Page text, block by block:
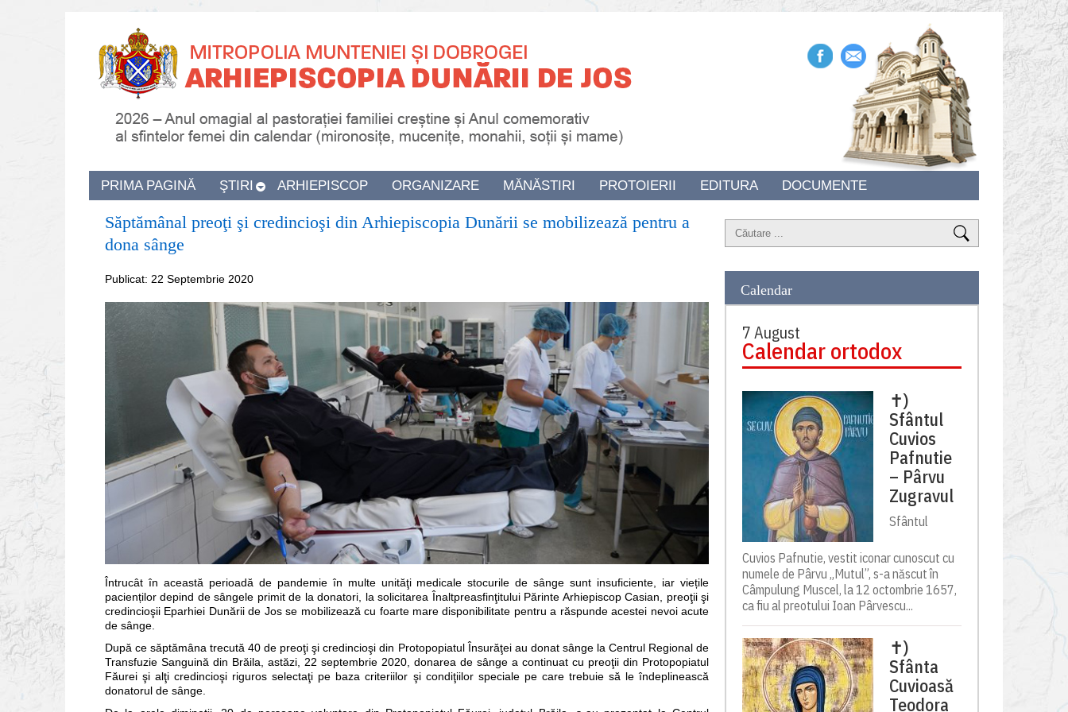
PRIMA PAGINĂ ŞTIRI ARHIEPISCOP ORGANIZARE MĂNĂSTIRI PROTOIERII EDITURA DOCUMENTE
Săptămânal preoţi şi credincioşi din Arhiepiscopia Dunării se mobilizează pentru a
dona sânge
Publicat: 22 Septembrie 2020
Întrucât în această perioadă de pandemie în multe unităţi medicale stocurile de sânge sunt insuficiente, iar viețile
pacienților depind de sângele primit de la donatori, la solicitarea Înaltpreasfinţitului Părinte Arhiepiscop Casian, preoţii şi
credincioşii Eparhiei Dunării de Jos se mobilizează cu foarte mare disponibilitate pentru a răspunde acestei nevoi acute
de sânge.
După ce săptămâna trecută 40 de preoţi şi credincioşi din Protopopiatul Însurăţei au donat sânge la Centrul Regional de
Transfuzie Sanguină din Brăila, astăzi, 22 septembrie 2020, donarea de sânge a continuat cu preoţii din Protopopiatul
Făurei şi alţi credincioşi riguros selectaţi pe baza criteriilor şi condiţiilor speciale pe care trebuie să le îndeplinească
donatorul de sânge.
Calendar
7 August
Calendar ortodox
✝)
Sfântul
Cuvios
Pafnutie
– Pârvu
Zugravul
Sfântul
Cuvios Pafnutie, vestit iconar cunoscut cu
numele de Pârvu „Mutul”, s-a născut în
Câmpulung Muscel, la 12 octombrie 1657,
ca fiu al preotului Ioan Pârvescu...
✝)
Sfânta
Cuvioasă
Teodora